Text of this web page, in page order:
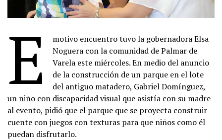
E
motivo encuentro tuvo la gobernadora Elsa
Noguera con la comunidad de Palmar de
Varela este miércoles. En medio del anuncio
de la construcción de un parque en el lote
del antiguo matadero, Gabriel Domínguez,
un niño con discapacidad visual que asistía con su madre
al evento, pidió que el parque que se proyecta construir
cuente con juegos con texturas para que niños como él
puedan disfrutarlo.